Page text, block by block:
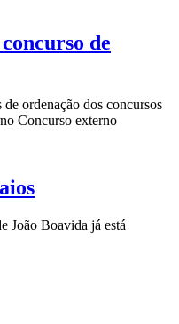
de
ordenação dos concursos
Concurso externo
João Boavida já está